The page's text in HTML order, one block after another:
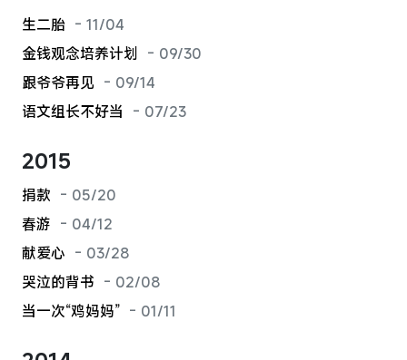
生二胎 - 11/04
金钱观念培养计划
- 09/30
跟爷爷再见 - 09/14
语文组长不好当 - 07/23
2015
捐款 - 05/20
春游 - 04/12
献爱心 - 03/28
哭泣的背书 - 02/08
当一次“鸡妈妈” - 01/11